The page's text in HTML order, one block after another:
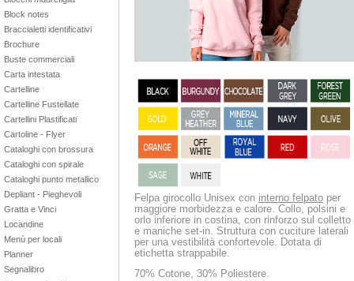
Block notes
Braccialetti identificativi
Brochure
Buste commerciali
Carta intestata
Cartelline
Cartelline Fustellate
Cartellini Plastificati
Cartoline - Flyer
Cataloghi con brossura
Cataloghi con spirale
Cataloghi punto metallico
Depliant - Pieghevoli
Gratta e Vinci
Locandine
Menù per locali
Planner
Segnalibro
Felpa girocollo Unisex con interno felpato per
maggiore morbidezza e calore. Collo, polsini e
orlo inferiore in costina, con rinforzo sul colletto
e maniche set-in. Struttura con cuciture laterali
per una vestibilità confortevole. Dotata di
etichetta strappabile.
70% Cotone, 30% Poliestere.